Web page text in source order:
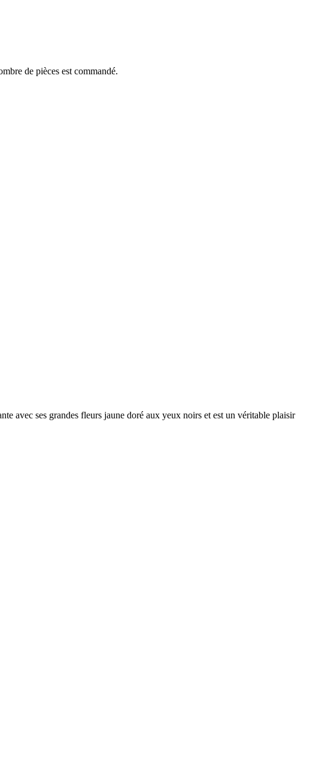
de pièces est commandé.
avec ses grandes fleurs jaune doré aux yeux noirs et est un véritable plaisir